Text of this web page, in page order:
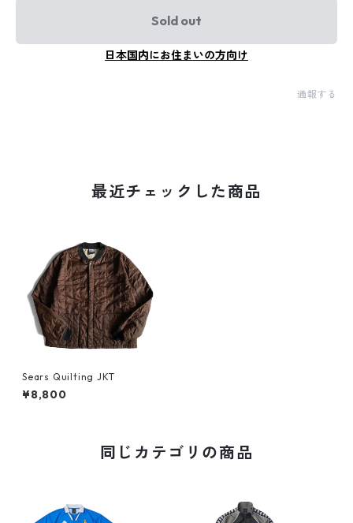
Sold out
日本国内にお住まいの方向け
通報する
最近チェックした商品
Sears Quilting JKT
¥8,800
同じカテゴリの商品